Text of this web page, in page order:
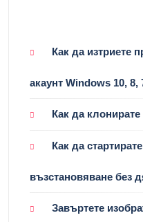
Как да изтриете
акаунт Windows 10, 8,
Как да
Как да
възстановяване без
Завъртете